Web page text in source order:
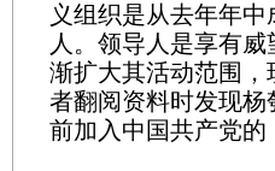
义组织是从去年年
人。领导人是享有
渐扩大其活动范围，
者翻阅资料时发现
前加入中国共产党的